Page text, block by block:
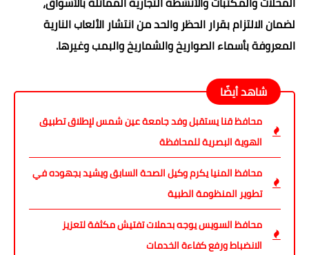
لضمان الالتزام بقرار الحظر والحد من انتشار الألعاب النارية
المعروفة بأسماء الصواريخ والشماريخ والبمب وغيرها.
شاهد أيضًا
محافظ قنا يستقبل وفد جامعة عين شمس لإطلاق تطبيق
الهوية البصرية للمحافظة
محافظ المنيا يكرم وكيل الصحة السابق ويشيد بجهوده في
تطوير المنظومة الطبية
محافظ السويس يوجه بحملات تفتيش مكثفة لتعزيز
الانضباط ورفع كفاءة الخدمات